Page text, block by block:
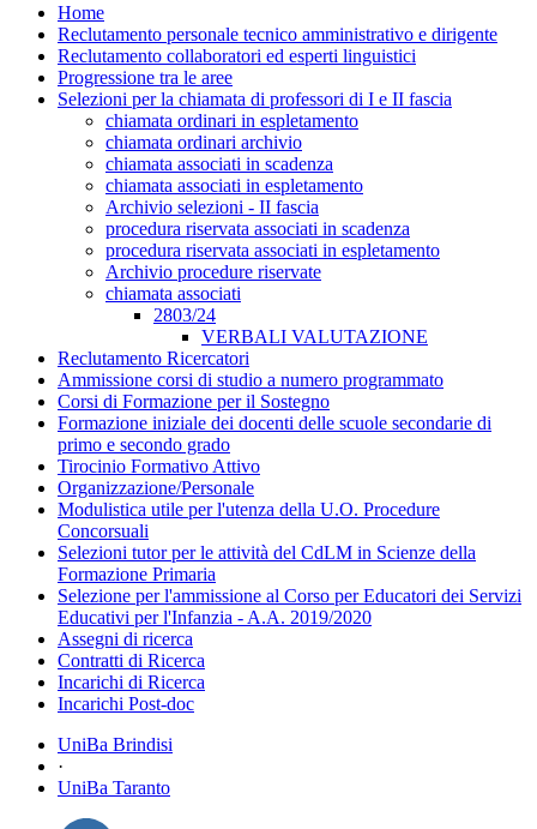
Home
Reclutamento personale tecnico amministrativo e dirigente
Reclutamento collaboratori ed esperti linguistici
Progressione tra le aree
Selezioni per la chiamata di professori di I e II fascia
chiamata ordinari in espletamento
chiamata ordinari archivio
chiamata associati in scadenza
chiamata associati in espletamento
Archivio selezioni - II fascia
procedura riservata associati in scadenza
procedura riservata associati in espletamento
Archivio procedure riservate
chiamata associati
2803/24
VERBALI VALUTAZIONE
Reclutamento Ricercatori
Ammissione corsi di studio a numero programmato
Corsi di Formazione per il Sostegno
Formazione iniziale dei docenti delle scuole secondarie di
primo e secondo grado
Tirocinio Formativo Attivo
Organizzazione/Personale
Modulistica utile per l'utenza della U.O. Procedure
Concorsuali
Selezioni tutor per le attività del CdLM in Scienze della
Formazione Primaria
Selezione per l'ammissione al Corso per Educatori dei Servizi
Educativi per l'Infanzia - A.A. 2019/2020
Assegni di ricerca
Contratti di Ricerca
Incarichi di Ricerca
Incarichi Post-doc
UniBa Brindisi
·
UniBa Taranto